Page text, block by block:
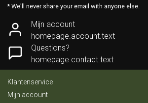
* We'll never share your email with anyone else.
Mijn account
homepage.account.text
Questions?
homepage.contact.text
Klantenservice
Mijn account